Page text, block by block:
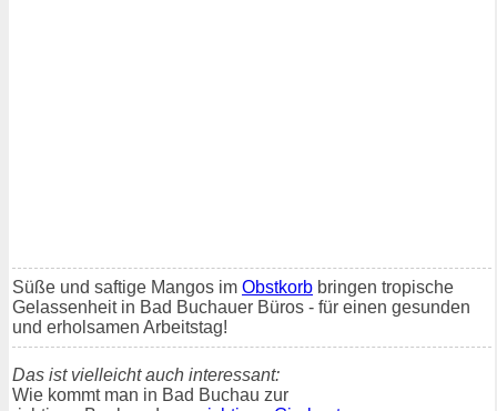
Süße und saftige Mangos im Obstkorb bringen tropische
Gelassenheit in Bad Buchauer Büros - für einen gesunden
und erholsamen Arbeitstag!
Das ist vielleicht auch interessant:
Wie kommt man in Bad Buchau zur